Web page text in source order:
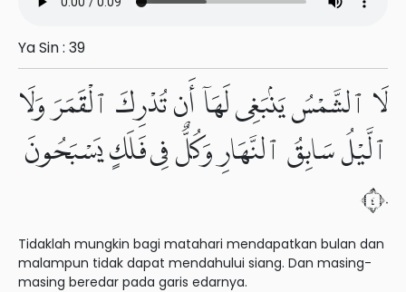
Ya Sin : 39
لَا ٱلشَّمْسُ يَنۢبَغِى لَهَآ أَن تُدْرِكَ ٱلْقَمَرَ وَلَا
ٱلَّيْلُ سَابِقُ ٱلنَّهَارِ وَكُلٌّ فِى فَلَكٍ يَسْبَحُونَ
٤٠
Tidaklah mungkin bagi matahari mendapatkan bulan dan
malampun tidak dapat mendahului siang. Dan masing-
masing beredar pada garis edarnya.